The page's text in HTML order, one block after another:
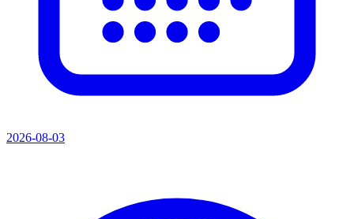
2026-08-03